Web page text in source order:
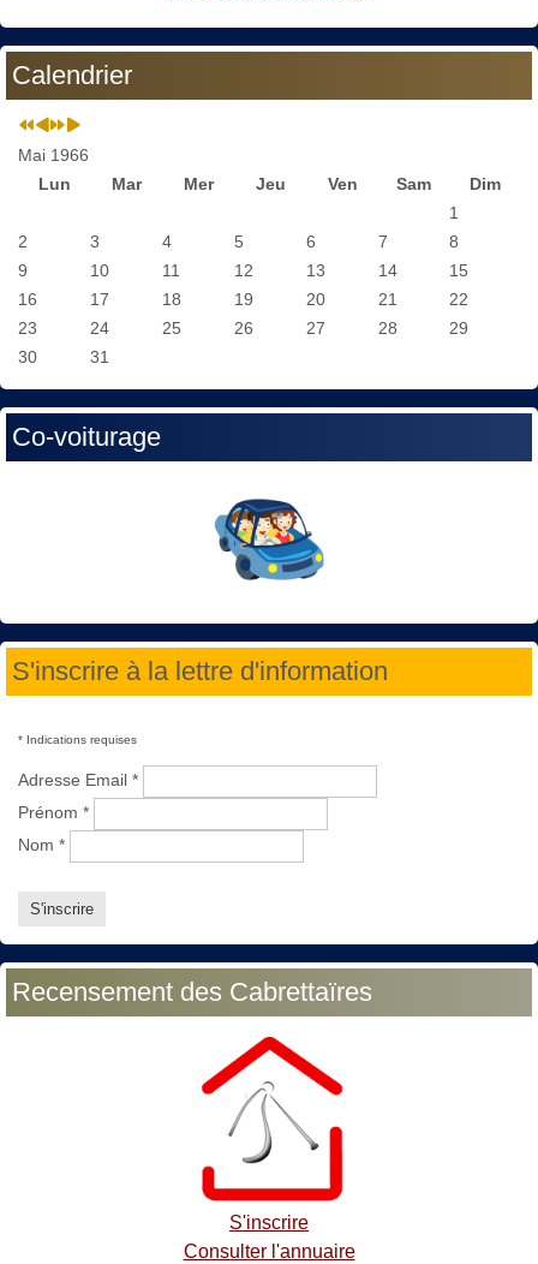
Calendrier
Mai 1966
Lun
Mar Mer Jeu Ven Sam
Dim
1
2
3 4 5 6 7
8
9
10 11 12 13 14
15
16
17 18 19 20 21
22
23
24 25 26 27 28
29
30
31
Co-voiturage
S'inscrire à la lettre d'information
* Indications requises
Adresse Email *
Prénom *
Nom *
Recensement des Cabrettaïres
S'inscrire
Consulter l'annuaire